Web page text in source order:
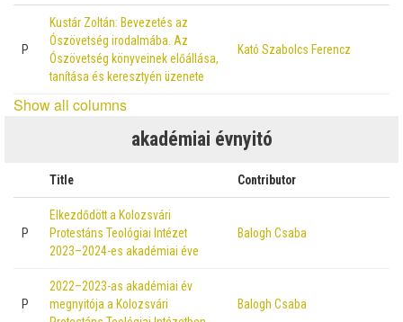
P
Kustár Zoltán: Bevezetés az
Ószövetség irodalmába. Az
Ószövetség könyveinek előállása,
tanítása és keresztyén üzenete
Kató Szabolcs Ferencz
Show all columns
akadémiai évnyitó
Title Contributor
P
Elkezdődött a Kolozsvári
Protestáns Teológiai Intézet
2023–2024-es akadémiai éve
Balogh Csaba
P
2022–2023-as akadémiai év
megnyitója a Kolozsvári
Balogh Csaba